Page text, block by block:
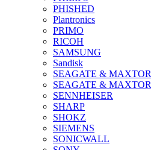
PHISHED
Plantronics
PRIMO
RICOH
SAMSUNG
Sandisk
SEAGATE & MAXTOR
SEAGATE & MAXTOR
SENNHEISER
SHARP
SHOKZ
SIEMENS
SONICWALL